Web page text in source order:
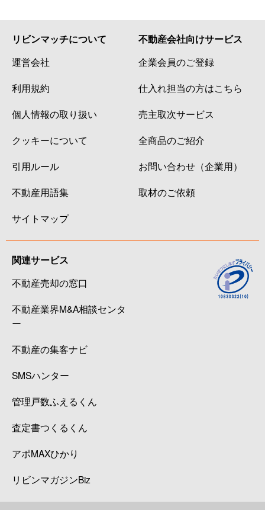
リビンマッチについて
運営会社
利用規約
個人情報の取り扱い
クッキーについて
引用ルール
不動産用語集
サイトマップ
不動産会社向けサービス
企業会員のご登録
仕入れ担当の方はこちら
売主取次サービス
全商品のご紹介
お問い合わせ（企業用）
取材のご依頼
関連サービス
不動産売却の窓口
不動産業界M&A相談センタ
ー
不動産の集客ナビ
SMSハンター
管理戸数ふえるくん
査定書つくるくん
アポMAXひかり
リビンマガジンBiz